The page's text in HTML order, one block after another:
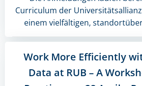
Curriculum der
einem vielfältigen,
Work More Efficiently
Data at RUB – A